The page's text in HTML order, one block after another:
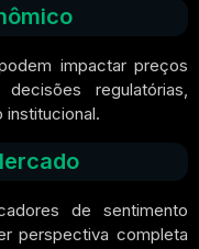
impactar preços
regulatórias,
de sentimento
perspectiva completa